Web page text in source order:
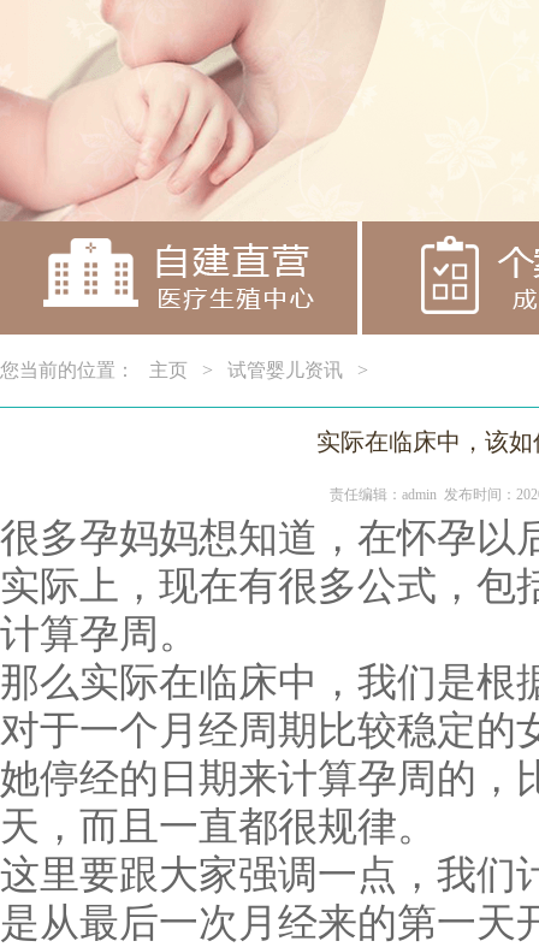
您当前的位置： 主页 > 试管婴儿资讯 >
实际在临床中，该
责任编辑：admin 发布时间：
很多孕妈妈想知道，在怀孕以
实际上，现在有很多公式，包
计算孕周。
那么实际在临床中，我们是根
对于一个月经周期比较稳定的
她停经的日期来计算孕周的，
天，而且一直都很规律。
这里要跟大家强调一点，我们
是从最后一次月经来的第一天